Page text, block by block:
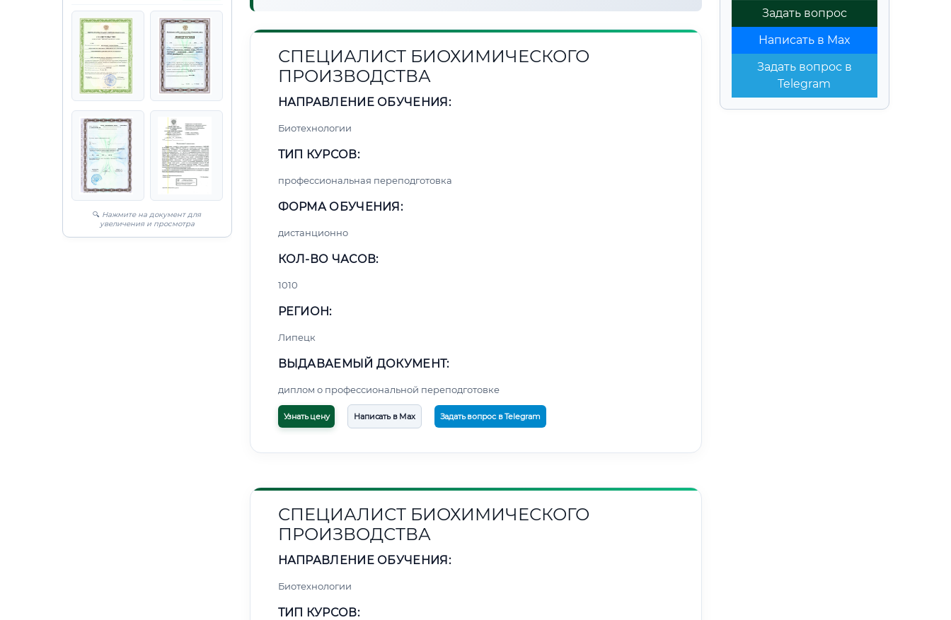
🔍 Нажмите на документ для
увеличения и просмотра
Задать вопрос
Написать в Max
Задать вопрос в
Telegram
СПЕЦИАЛИСТ БИОХИМИЧЕСКОГО
ПРОИЗВОДСТВА
НАПРАВЛЕНИЕ ОБУЧЕНИЯ:
Биотехнологии
ТИП КУРСОВ:
профессиональная переподготовка
ФОРМА ОБУЧЕНИЯ:
дистанционно
КОЛ-ВО ЧАСОВ:
1010
РЕГИОН:
Липецк
ВЫДАВАЕМЫЙ ДОКУМЕНТ:
диплом о профессиональной переподготовке
Узнать цену Написать в Max Задать вопрос в Telegram
СПЕЦИАЛИСТ БИОХИМИЧЕСКОГО
ПРОИЗВОДСТВА
НАПРАВЛЕНИЕ ОБУЧЕНИЯ:
Биотехнологии
ТИП КУРСОВ: